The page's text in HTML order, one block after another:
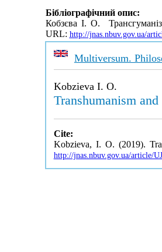
Бібліографічний опис:
Кобзєва І. О.
URL: http://jnas.nbuv.gov.ua/
Multiversum.
Kobzieva I. O.
Transhumanism
Cite:
Kobzieva, I. O. (2019).
http://jnas.nbuv.gov.ua/article/